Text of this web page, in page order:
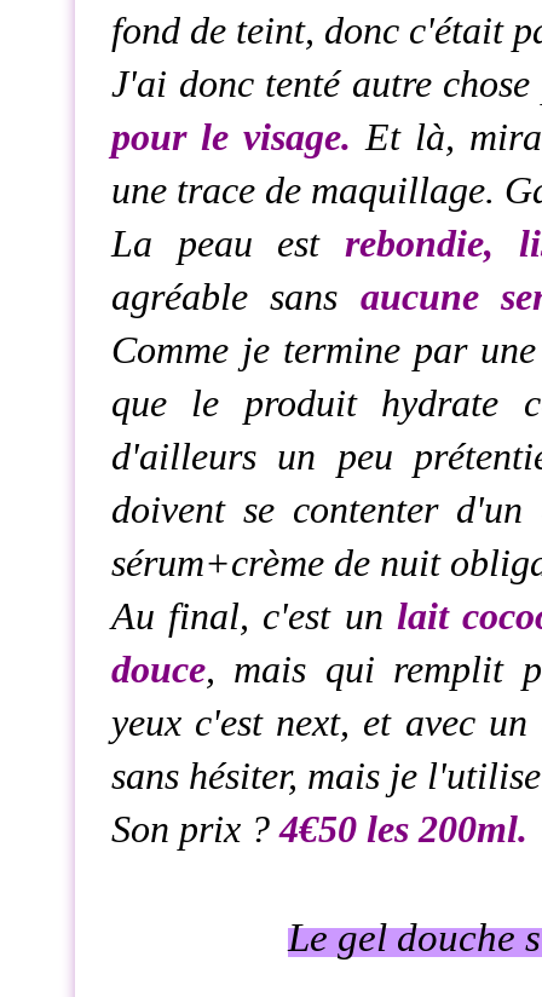
fond de teint, donc c'était
J'ai donc tenté autre
pour le visage. Et là,
une trace de maquillage.
La peau est rebondie,
agréable sans aucune
Comme je termine par
que le produit hydrate
d'ailleurs un peu
doivent se contenter
sérum+crème de nuit
Au final, c'est un lait
douce, mais qui remplit
yeux c'est next, et avec
sans hésiter, mais je
Son prix ?4€50 les 200ml.
Le gel douche